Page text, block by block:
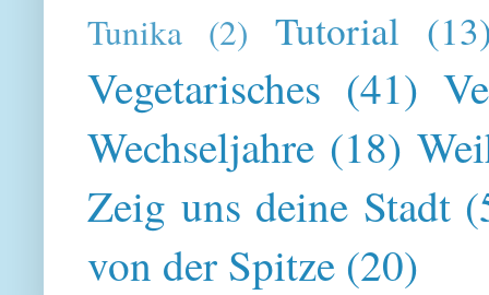
Tunika (2) Tutorial
Vegetarisches (41)
Wechseljahre (18)
Zeig uns deine Stadt
von der Spitze (20)